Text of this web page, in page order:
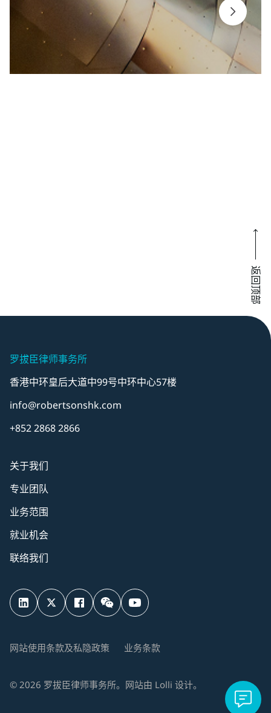
返回顶部
关于我们
专业团队
业务范围
就业机会
联络我们
罗拔臣律师事务所
香港中环皇后大道中99号中环中心57楼
info@robertsonshk.com
+852 2868 2866
网站使用条款及私隐政策 业务条款
© 2026 罗拔臣律师事务所。网站由 Lolli 设计。